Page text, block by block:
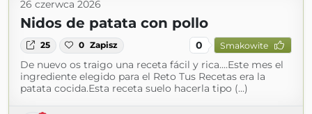
26 czerwca 2026
Nidos de patata con pollo
25 0 Zapisz 0 Smakowite
De nuevo os traigo una receta fácil y rica....Este mes el
ingrediente elegido para el Reto Tus Recetas era la
patata cocida.Esta receta suelo hacerla tipo (...)